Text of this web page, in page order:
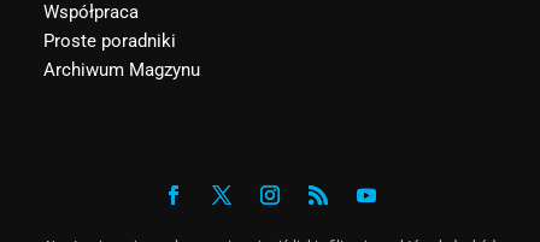
Współpraca
Proste poradniki
Archiwum Magzynu